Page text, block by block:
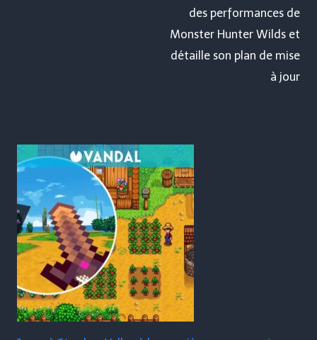
des performances de
Monster Hunter Wilds et
détaille son plan de mise
à jour